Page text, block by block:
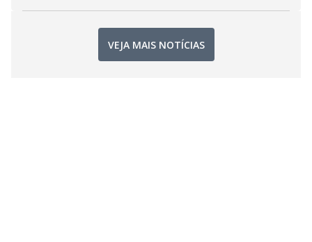
VEJA MAIS NOTÍCIAS